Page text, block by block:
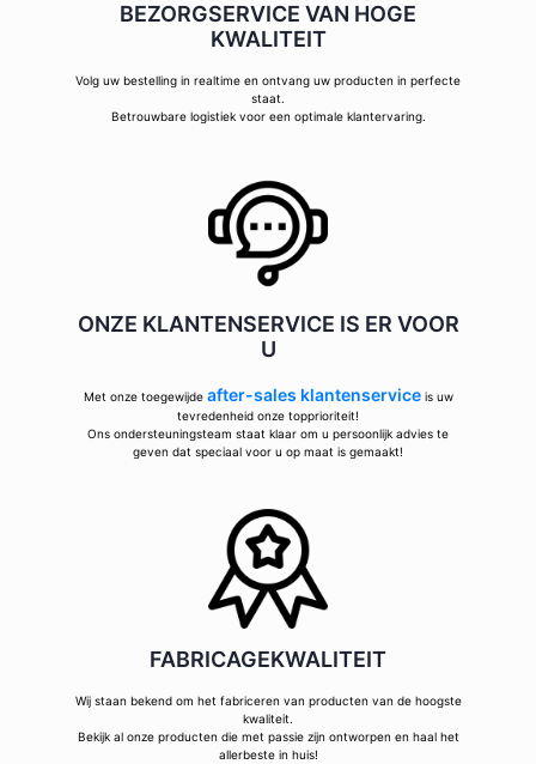
BEZORGSERVICE VAN HOGE
KWALITEIT
Volg uw bestelling in realtime en ontvang uw producten in perfecte
staat.
Betrouwbare logistiek voor een optimale klantervaring.
ONZE KLANTENSERVICE IS ER VOOR
U
Met onze toegewijde after-sales klantenserviceis uw
tevredenheid onze topprioriteit!
Ons ondersteuningsteam staat klaar om u persoonlijk advies te
geven dat speciaal voor u op maat is gemaakt!
FABRICAGEKWALITEIT
Wij staan bekend om het fabriceren van producten van de hoogste
kwaliteit.
Bekijk al onze producten die met passie zijn ontworpen en haal het
allerbeste in huis!